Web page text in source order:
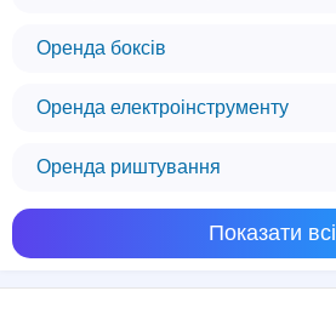
Оренда боксів
Оренда електроінструменту
Оренда риштування
Показати всі